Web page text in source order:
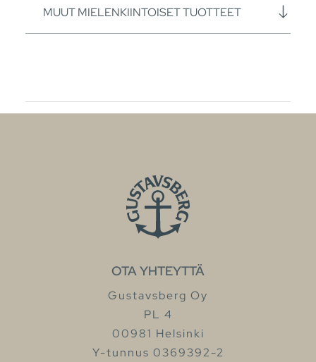
MUUT MIELENKIINTOISET TUOTTEET
OTA YHTEYTTÄ
Gustavsberg Oy
PL 4
00981 Helsinki
Y-tunnus 0369392-2